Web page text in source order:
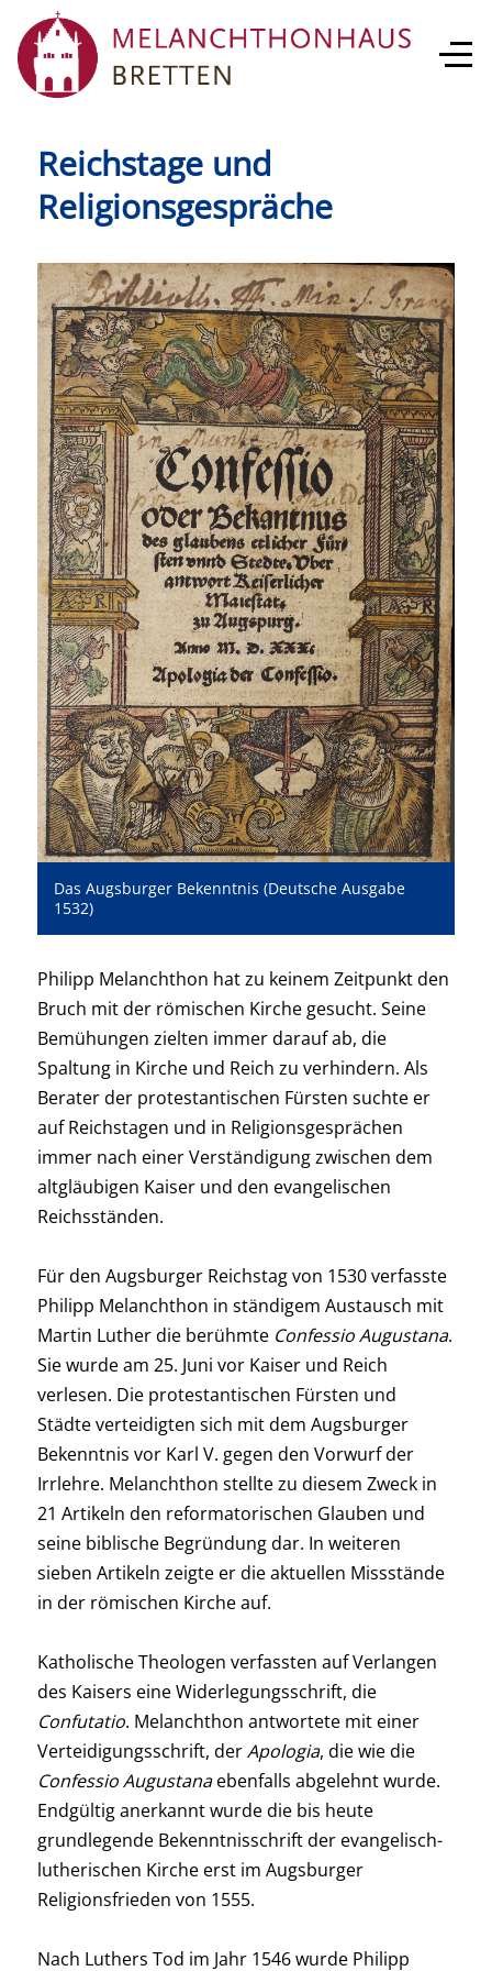
Reichstage und
Religionsgespräche
Das Augsburger Bekenntnis (Deutsche Ausgabe
1532)
Philipp Melanchthon hat zu keinem Zeitpunkt den
Bruch mit der römischen Kirche gesucht. Seine
Bemühungen zielten immer darauf ab, die
Spaltung in Kirche und Reich zu verhindern. Als
Berater der protestantischen Fürsten suchte er
auf Reichstagen und in Religionsgesprächen
immer nach einer Verständigung zwischen dem
altgläubigen Kaiser und den evangelischen
Reichsständen.
Für den Augsburger Reichstag von 1530 verfasste
Philipp Melanchthon in ständigem Austausch mit
Martin Luther die berühmte Confessio Augustana.
Sie wurde am 25. Juni vor Kaiser und Reich
verlesen. Die protestantischen Fürsten und
Städte verteidigten sich mit dem Augsburger
Bekenntnis vor Karl V. gegen den Vorwurf der
Irrlehre. Melanchthon stellte zu diesem Zweck in
21 Artikeln den reformatorischen Glauben und
seine biblische Begründung dar. In weiteren
sieben Artikeln zeigte er die aktuellen Missstände
in der römischen Kirche auf.
Katholische Theologen verfassten auf Verlangen
des Kaisers eine Widerlegungsschrift, die
Confutatio. Melanchthon antwortete mit einer
Verteidigungsschrift, derApologia, die wie die
Confessio Augustanaebenfalls abgelehnt wurde.
Endgültig anerkannt wurde die bis heute
grundlegende Bekenntnisschrift der evangelisch-
lutherischen Kirche erst im Augsburger
Religionsfrieden von 1555.
Nach Luthers Tod im Jahr 1546 wurde Philipp